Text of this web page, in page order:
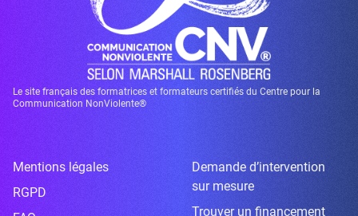
Le site français des formatrices et formateurs certifiés du Centre pour la
Communication NonViolente®
Mentions légales
RGPD
Demande d’intervention
sur mesure
Trouver un financement